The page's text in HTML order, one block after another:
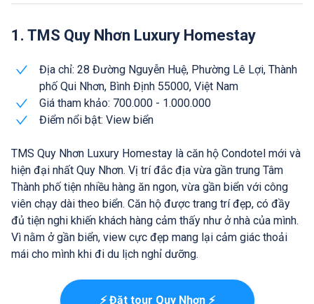
1. TMS Quy Nhơn Luxury Homestay
Địa chỉ: 28 Đường Nguyễn Huệ, Phường Lê Lợi, Thành
phố Qui Nhơn, Bình Định 55000, Việt Nam
Giá tham khảo: 700.000 - 1.000.000
Điểm nổi bật: View biển
TMS Quy Nhơn Luxury Homestay là căn hộ Condotel mới và
hiện đại nhất Quy Nhơn. Vị trí đắc địa vừa gần trung Tâm
Thành phố tiện nhiều hàng ăn ngon, vừa gần biển với công
viên chạy dài theo biển. Căn hộ được trang trí đẹp, có đầy
đủ tiện nghi khiến khách hàng cảm thấy như ở nhà của mình.
Vì nằm ở gần biển, view cực đẹp mang lại cảm giác thoải
mái cho mình khi đi du lịch nghỉ dưỡng.
⚡ Đặt tour Quy Nhơn ⚡